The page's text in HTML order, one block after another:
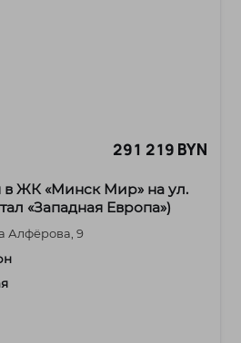
291 219 BYN
в ЖК «Минск Мир» на ул.
«Западная Европа»)
Алфёрова, 9